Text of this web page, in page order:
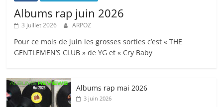
Albums rap juin 2026
3 juillet 2026 ARPOZ
Pour ce mois de juin les grosses sorties c’est « THE
GENTLEMEN’S CLUB » de YG et « Cry Baby
Albums rap mai 2026
3 juin 2026